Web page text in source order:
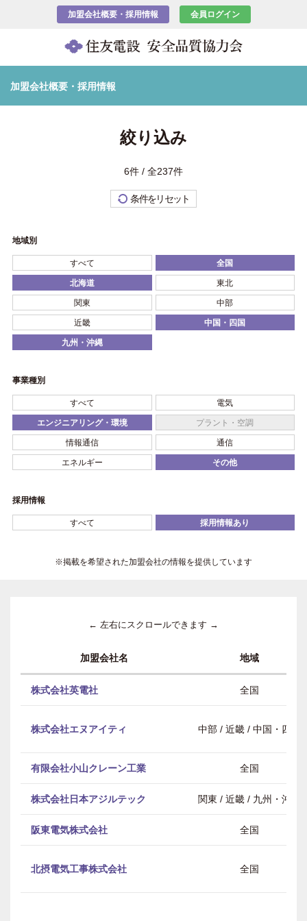
加盟会社概要・採用情報 会員ログイン
加盟会社概要・採用情報
絞り込み
6件 / 全237件
条件をリセット
地域別
すべて 全国
北海道 東北
関東 中部
近畿 中国・四国
九州・沖縄
事業種別
すべて 電気
エンジニアリング・環境 プラント・空調
情報通信 通信
エネルギー その他
採用情報
すべて 採用情報あり
※掲載を希望された加盟会社の情報を提供しています
← 左右にスクロールできます →
加盟会社名 地域
株式会社英電社 全国
株式会社エヌアイティ 中部 / 近畿 / 中国・四国
有限会社小山クレーン工業 全国
株式会社日本アジルテック 関東 / 近畿 / 九州・沖縄
阪東電気株式会社 全国
北摂電気工事株式会社 全国